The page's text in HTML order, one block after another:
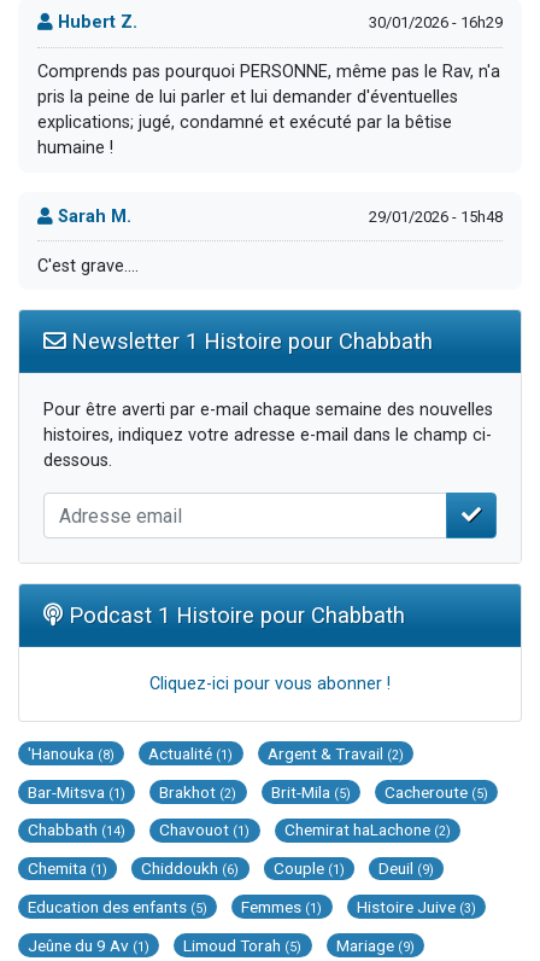
Hubert Z. 30/01/2026 - 16h29
Comprends pas pourquoi PERSONNE, même pas le Rav, n'a
pris la peine de lui parler et lui demander d'éventuelles
explications; jugé, condamné et exécuté par la bêtise
humaine !
Sarah M. 29/01/2026 - 15h48
C'est grave....
Newsletter 1 Histoire pour Chabbath
Pour être averti par e-mail chaque semaine des nouvelles
histoires, indiquez votre adresse e-mail dans le champ ci-
dessous.
Podcast 1 Histoire pour Chabbath
Cliquez-ici pour vous abonner !
'Hanouka (8) Actualité (1) Argent & Travail (2)
Bar-Mitsva (1) Brakhot (2) Brit-Mila (5) Cacheroute (5)
Chabbath (14) Chavouot (1) Chemirat haLachone (2)
Chemita (1) Chiddoukh (6) Couple (1) Deuil (9)
Education des enfants (5) Femmes (1) Histoire Juive (3)
Jeûne du 9 Av (1) Limoud Torah (5) Mariage (9)